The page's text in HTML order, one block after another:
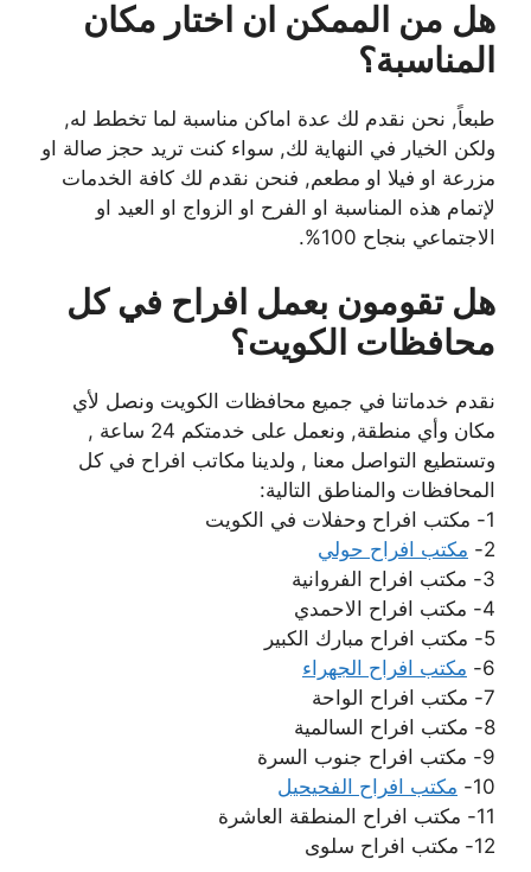
هل من الممكن ان اختار مكان
المناسبة؟
طبعاً, نحن نقدم لك عدة اماكن مناسبة لما تخطط له,
ولكن الخيار في النهاية لك, سواء كنت تريد حجز صالة او
مزرعة او فيلا او مطعم, فنحن نقدم لك كافة الخدمات
لإتمام هذه المناسبة او الفرح او الزواج او العيد او
الاجتماعي بنجاح 100%.
هل تقومون بعمل افراح في كل
محافظات الكويت؟
نقدم خدماتنا في جميع محافظات الكويت ونصل لأي
مكان وأي منطقة, ونعمل على خدمتكم 24 ساعة ,
وتستطيع التواصل معنا , ولدينا مكاتب افراح في كل
المحافظات والمناطق التالية:
1- مكتب افراح وحفلات في الكويت
2-
مكتب افراح حولي
3- مكتب افراح الفروانية
4- مكتب افراح الاحمدي
5- مكتب افراح مبارك الكبير
6-
مكتب افراح الجهراء
7- مكتب افراح الواحة
8- مكتب افراح السالمية
9- مكتب افراح جنوب السرة
10-
مكتب افراح الفحيحيل
11- مكتب افراح المنطقة العاشرة
12- مكتب افراح سلوى